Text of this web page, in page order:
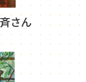
さん